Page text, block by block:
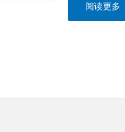
&sol;
5
阅读更多